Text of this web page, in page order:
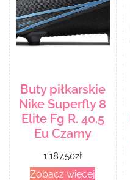
Buty piłkarskie
Nike Superfly 8
Elite Fg R. 40.5
Eu Czarny
1 187.50zł
Zobacz więcej